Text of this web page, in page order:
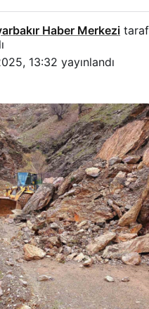
Haber Merkezi
13:32 yayınlandı